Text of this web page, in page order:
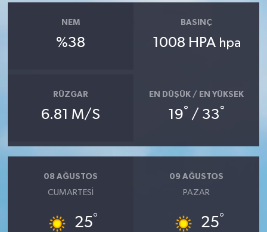
NEM
%38
BASINÇ
1008 HPA hpa
RÜZGAR
6.81 M/S
EN DÜŞÜK / EN YÜKSEK
19° / 33°
08 AĞUSTOS
CUMARTESI
25°
09 AĞUSTOS
PAZAR
25°